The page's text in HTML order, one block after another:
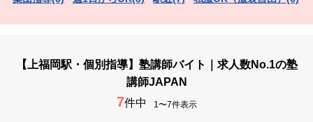
【上福岡駅・個別指導】塾講師バイト｜求人数No.1の塾
講師JAPAN
7件中 1〜7件表示